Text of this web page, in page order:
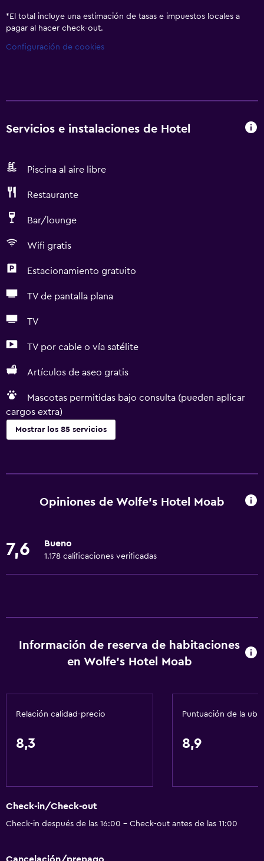
* El total incluye una estimación de tasas e impuestos locales a
pagar al hacer check-out.
Configuración de cookies
Servicios e instalaciones de Hotel
Piscina al aire libre
Restaurante
Bar/lounge
Wifi gratis
Estacionamiento gratuito
TV de pantalla plana
TV
TV por cable o vía satélite
Artículos de aseo gratis
Mascotas permitidas bajo consulta (pueden aplicar
cargos extra)
Mostrar los 85 servicios
Unidad accesible para personas en silla de ruedas
Mascotas permitidas bajo consulta (pueden aplicar cargos
Ducha adaptada para silla de ruedas
Para no fumadores
Fregadero bajo
Inodoro con barras de apoyo
Plantas superiores accesibles por ascensor
Wifi gratis
Ropa de cama
Toallas
Opiniones de Wolfe's Hotel Moab
7,6 Bueno
1.178 calificaciones verificadas
Información de reserva de habitaciones
en Wolfe's Hotel Moab
Relación calidad-precio
8,3
Puntuación de la
8,9
Check-in/Check-out
Check-in después de las 16:00 - Check-out antes de las 11:00
Cancelación/prepago